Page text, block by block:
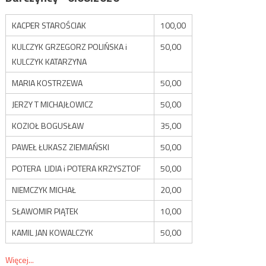
KACPER STAROŚCIAK
100,00
KULCZYK GRZEGORZ POLIŃSKA i
KULCZYK KATARZYNA
50,00
MARIA KOSTRZEWA
50,00
JERZY T MICHAJŁOWICZ
50,00
KOZIOŁ BOGUSŁAW
35,00
PAWEŁ ŁUKASZ ZIEMIAŃSKI
50,00
POTERA LIDIA i POTERA KRZYSZTOF
50,00
NIEMCZYK MICHAŁ
20,00
SŁAWOMIR PIĄTEK
10,00
KAMIL JAN KOWALCZYK
50,00
Więcej...